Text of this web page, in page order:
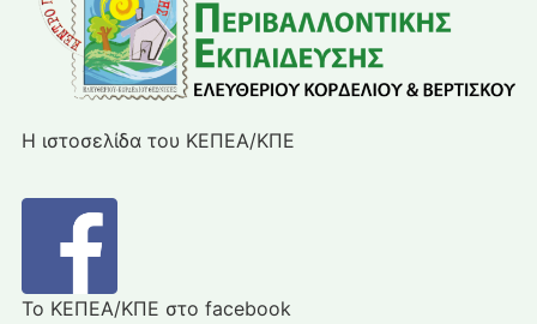
Η ιστοσελίδα του ΚΕΠΕΑ/ΚΠΕ
Το ΚΕΠΕΑ/ΚΠΕ στο facebook